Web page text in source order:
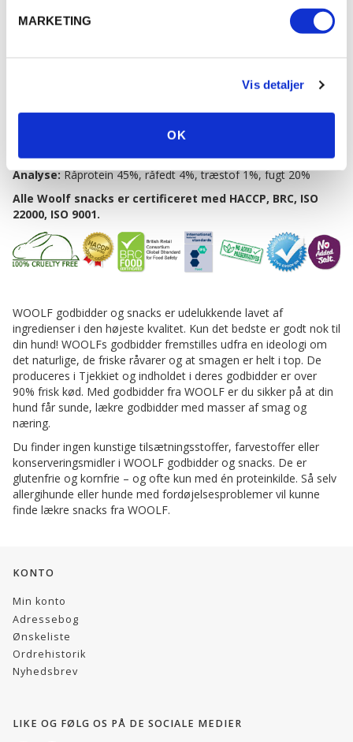
MARKETING
Vis detaljer
OK
WOOLF Soft Strips er proppet med smagfuld, frisk and – uden
sikre holdbarheden. I posen ligger en "fugt-opsamlings-pose", lad
Analyse:Råprotein 45%, råfedt 4%, træstof 1%, fugt 20%
Alle Woolf snacks er certificeret med HACCP, BRC, ISO
22000, ISO 9001.
WOOLF godbidder og snacks er udelukkende lavet af
ingredienser i den højeste kvalitet. Kun det bedste er godt nok til
din hund! WOOLFs godbidder fremstilles udfra en ideologi om
det naturlige, de friske råvarer og at smagen er helt i top. De
produceres i Tjekkiet og indholdet i deres godbidder er over
90% frisk kød. Med godbidder fra WOOLF er du sikker på at din
hund får sunde, lækre godbidder med masser af smag og
næring.
Du finder ingen kunstige tilsætningsstoffer, farvestoffer eller
konserveringsmidler i WOOLF godbidder og snacks. De er
glutenfrie og kornfrie – og ofte kun med én proteinkilde. Så selv
allergihunde eller hunde med fordøjelsesproblemer vil kunne
finde lækre snacks fra WOOLF.
KONTO
Min konto
Adressebog
Ønskeliste
Ordrehistorik
Nyhedsbrev
LIKE OG FØLG OS PÅ DE SOCIALE MEDIER